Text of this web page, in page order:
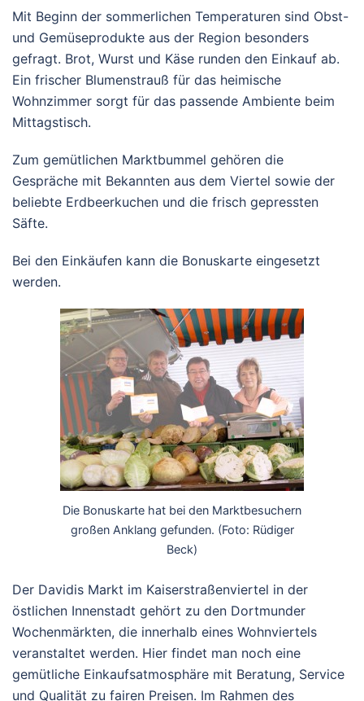
Mit Beginn der sommerlichen Temperaturen sind Obst-
und Gemüseprodukte aus der Region besonders
gefragt. Brot, Wurst und Käse runden den Einkauf ab.
Ein frischer Blumenstrauß für das heimische
Wohnzimmer sorgt für das passende Ambiente beim
Mittagstisch.
Zum gemütlichen Marktbummel gehören die
Gespräche mit Bekannten aus dem Viertel sowie der
beliebte Erdbeerkuchen und die frisch gepressten
Säfte.
Bei den Einkäufen kann die Bonuskarte eingesetzt
werden.
Die Bonuskarte hat bei den Marktbesuchern
großen Anklang gefunden. (Foto: Rüdiger
Beck)
Der Davidis Markt im Kaiserstraßenviertel in der
östlichen Innenstadt gehört zu den Dortmunder
Wochenmärkten, die innerhalb eines Wohnviertels
veranstaltet werden. Hier findet man noch eine
gemütliche Einkaufsatmosphäre mit Beratung, Service
und Qualität zu fairen Preisen. Im Rahmen des